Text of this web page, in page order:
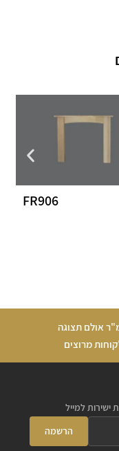
FR906
מרוצים
ישירות למייל
הרשמה